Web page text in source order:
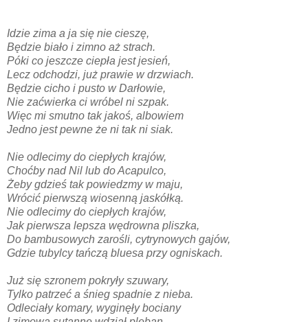
Idzie zima a ja się nie cieszę,
Będzie biało i zimno aż strach.
Póki co jeszcze ciepła jest jesień,
Lecz odchodzi, już prawie w drzwiach.
Będzie cicho i pusto w Darłowie,
Nie zaćwierka ci wróbel ni szpak.
Więc mi smutno tak jakoś, albowiem
Jedno jest pewne że ni tak ni siak.
Nie odlecimy do ciepłych krajów,
Choćby nad Nil lub do Acapulco,
Żeby gdzieś tak powiedzmy w maju,
Wrócić pierwszą wiosenną jaskółką.
Nie odlecimy do ciepłych krajów,
Jak pierwsza lepsza wędrowna pliszka,
Do bambusowych zarośli, cytrynowych gajów,
Gdzie tubylcy tańczą bluesa przy ogniskach.
Już się szronem pokryły szuwary,
Tylko patrzeć a śnieg spadnie z nieba.
Odleciały komary, wyginęły bociany